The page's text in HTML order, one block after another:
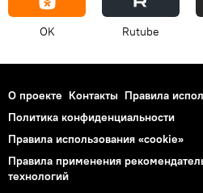
OK Rutube
О проекте Контакты Правила
Политика конфиденциальности
Правила использования «cookie»
Правила применения
технологий